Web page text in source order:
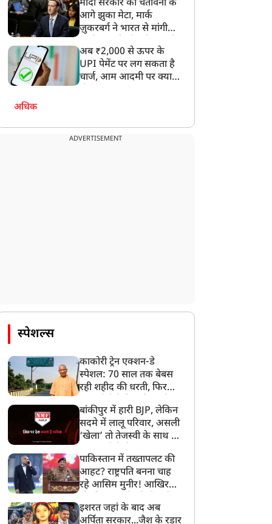
मोदी सरकार की चेतावनी के
आगे झुका मेटा, मार्क
ज़ुकरबर्ग ने भारत से मांगी
अब ₹2,000 से ऊपर के
UPI पेमेंट पर लग सकता है
चार्ज, आम आदमी पर क्या
अधिक
ADVERTISEMENT
स्पेशल्स
काकोरी ट्रेन एक्शन-डे
स्पेशल: 70 साल तक बेबस
रही शहीद की धरती, फिर
पीढ़ियों का दर्द
बांकीपुर में हारी BJP, लेकिन
सदमे में लालू परिवार, असली
‘खेला’ तो तेजस्वी के साथ हो
पाकिस्तान में तख्तापलट की
आहट? राष्ट्रपति बनना चाह
रहे आसिम मुनीर! आखिर
बनाया मोहरा?
इशरत जहां के बाद अब
अर्पिता सरकार...जैश के रडार